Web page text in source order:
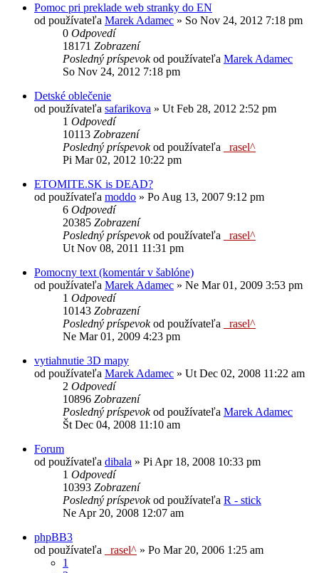
Pomoc pri preklade web stranky do EN
od používateľa Marek Adamec » So Nov 24, 2012 7:18 pm
0 Odpovedí
18171 Zobrazení
Posledný príspevokod používateľa Marek Adamec
So Nov 24, 2012 7:18 pm
Detské oblečenie
od používateľa safarikova » Ut Feb 28, 2012 2:52 pm
1 Odpovedí
10113 Zobrazení
Posledný príspevokod používateľa
_rasel^
Pi Mar 02, 2012 10:22 pm
ETOMITE.SK is DEAD?
od používateľa moddo » Po Aug 13, 2007 9:12 pm
6 Odpovedí
20385 Zobrazení
Posledný príspevokod používateľa
_rasel^
Ut Nov 08, 2011 11:31 pm
Pomocny text (komentár v šablóne)
od používateľa Marek Adamec » Ne Mar 01, 2009 3:53 pm
1 Odpovedí
10143 Zobrazení
Posledný príspevokod používateľa
_rasel^
Ne Mar 01, 2009 4:23 pm
vytiahnutie 3D mapy
od používateľa Marek Adamec » Ut Dec 02, 2008 11:22 am
2 Odpovedí
10896 Zobrazení
Posledný príspevokod používateľa Marek Adamec
Št Dec 04, 2008 11:10 am
Forum
od používateľa dibala » Pi Apr 18, 2008 10:33 pm
1 Odpovedí
10393 Zobrazení
Posledný príspevokod používateľa R - stick
Ne Apr 20, 2008 12:07 am
phpBB3
od používateľa
_rasel^ » Po Mar 20, 2006 1:25 am
1